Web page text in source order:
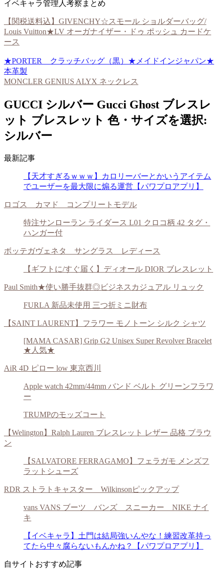
イベキャラ管理人考察まとめ
【関税送料込】GIVENCHY☆スモール ショルダーバッグ/
Louis Vuitton★LV オーガナイザー・ドゥ ポッシュ カードケ
ース
★PORTER クラッチバッグ（黒）★メイドインジャパン★
本革製
MONCLER GENIUS ALYX ネックレス
GUCCI シルバー Gucci Ghost ブレスレ
ット ブレスレット 色・サイズを選択:
シルバー
最新記事
【天才すぎるｗｗｗ】カロリーバーとかいうアイテム
でユーザーを最大限に煽る運営【パワプロアプリ】
ロゴス カマド コンプリートモデル
特注サンローラン ライダース L01 クロコ柄 42 タグ・
ハンガー付
ボッテガヴェネタ サングラス レディース
【ギフトに/すぐ届く】ディオール DIOR ブレスレット
Paul Smith★使い勝手抜群◎ビジネスカジュアル リュック
FURLA 新品未使用 三つ折ミニ財布
【SAINT LAURENT】フラワー モノトーン シルク シャツ
[MAMA CASAR] Grip G2 Unisex Super Revolver Bracelet
★人気★
AiR 4D ピロー low 東京西川
Apple watch 42mm/44mm バンド ベルト グリーンフラワ
ー
TRUMPのモッズコート
【Welington】Ralph Lauren ブレスレット レザー 品格 ブラウ
ン
【SALVATORE FERRAGAMO】フェラガモ メンズフ
ラットシューズ
RDR ストラトキャスター Wilkinsonピックアップ
vans VANS ブーツ バンズ スニーカー NIKE ナイ
キ
【イベキャラ】土門は結局強いんやな！練習改革持っ
てたら中々腐らないもんかね？【パワプロアプリ】
自サイトおすすめ記事